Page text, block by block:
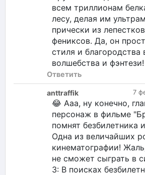
всем триллионам
лесу, делая им
прически из
фениксов. Да, он
стиля и благородства
волшебства и фэнтези!
Ответить
7
anttraffik
😂 Ааа, ну конечно,
персонаж в фильме
помнят безбилетника
Одна из величайших
кинематографии!
не сможет сыграть в
3: В поисках